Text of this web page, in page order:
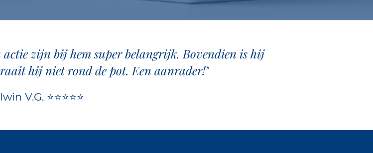
zijn bij hem super belangrijk. Bovendien is hij
hij niet rond de pot. Een aanrader!"
V.G. ⭐⭐⭐⭐⭐